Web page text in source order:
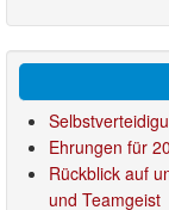
Ehrungen für
Rückblick auf
und Teamgeist